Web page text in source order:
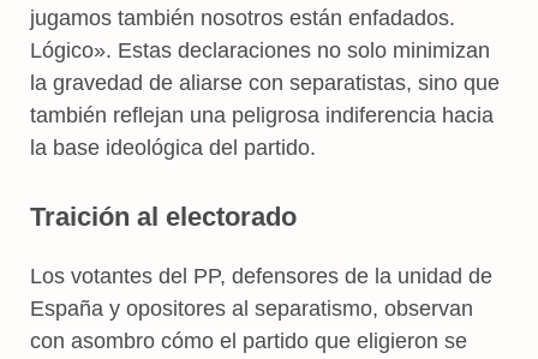
jugamos también nosotros están enfadados.
Lógico». Estas declaraciones no solo minimizan
la gravedad de aliarse con separatistas, sino que
también reflejan una peligrosa indiferencia hacia
la base ideológica del partido.
Traición al electorado
Los votantes del PP, defensores de la unidad de
España y opositores al separatismo, observan
con asombro cómo el partido que eligieron se